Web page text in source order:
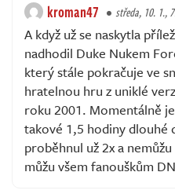
kroman47 středa, 10. 1.,
A když už se naskytla
nadhodil Duke Nukem
který stále pokračuje ve
hratelnou hru z uniklé
roku 2001. Momentálně
takové 1,5 hodiny dlouhé
proběhnul už 2x a
můžu všem fanouškům